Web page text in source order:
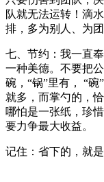
队就无法运转！滴
排，多为别人、为团
七、节约：我一直
一种美德。不要把
碗，“锅”里有，
“碗
就多，而掌勺的，
哪怕是一张纸，珍
要力争最大收益。
记住：省下的，就是